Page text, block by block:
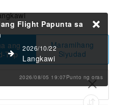
ang
Trip
Maramihang
Siyudad
Flight Papunta sa
2026/10/22
Langkawi
2026/08/05 19:07Punto ng oras